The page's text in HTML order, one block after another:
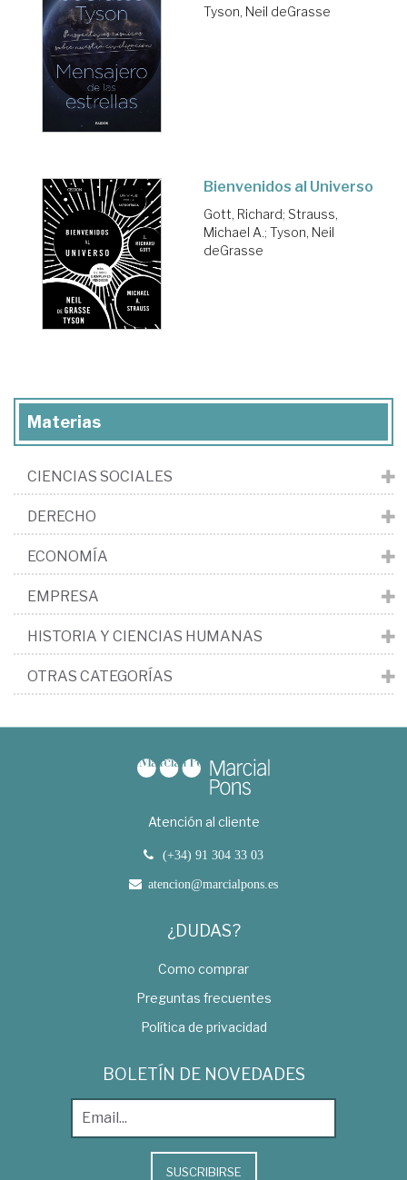
Tyson, Neil deGrasse
Bienvenidos al Universo
Gott, Richard; Strauss,
Michael A.; Tyson, Neil
deGrasse
Materias
CIENCIAS SOCIALES
DERECHO
ECONOMÍA
EMPRESA
HISTORIA Y CIENCIAS HUMANAS
OTRAS CATEGORÍAS
Atención al cliente
(+34) 91 304 33 03
atencion@marcialpons.es
¿DUDAS?
Como comprar
Preguntas frecuentes
Política de privacidad
BOLETÍN DE NOVEDADES
SUSCRIBIRSE